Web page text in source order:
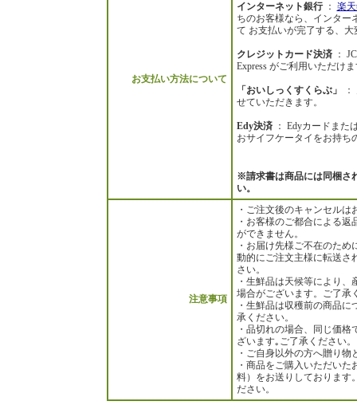
お支払い方法について
インターネット銀行： 楽
ちのお客様なら、インター
て お支払いが完了する、
クレジットカード決済：
Express がご利用いただけ
「おいしっくすくらぶ」
せていただきます。
Edy決済： Edyカードまた
おサイフケータイをお持ち
※請求書は商品には同梱さ
い。
注意事項
・ご注文後のキャンセル
・お客様のご都合による
ができません。
・お届け先様ご不在のた
動的にご注文主様に転送さ
さい。
・生鮮品は天候等により
場合がございます。ご了承
・生鮮品は収穫前の商品
承ください。
・品切れの場合、同じ価
ざいます｡ご了承ください。
・ご自身以外の方へ贈り
・商品をご購入いただい
料）をお送りしております
ださい。